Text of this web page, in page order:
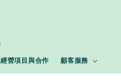
經營項目與合作 顧客服務